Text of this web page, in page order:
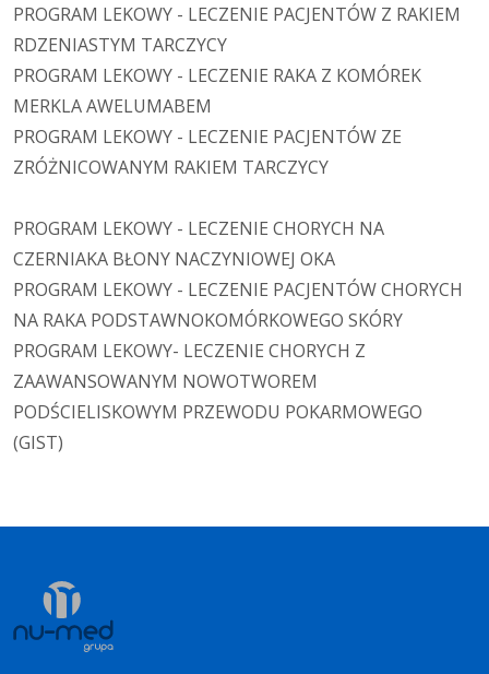
PROGRAM LEKOWY - LECZENIE PACJENTÓW Z RAKIEM
RDZENIASTYM TARCZYCY
PROGRAM LEKOWY - LECZENIE RAKA Z KOMÓREK
MERKLA AWELUMABEM
PROGRAM LEKOWY - LECZENIE PACJENTÓW ZE
ZRÓŻNICOWANYM RAKIEM TARCZYCY
PROGRAM LEKOWY - LECZENIE CHORYCH NA
CZERNIAKA BŁONY NACZYNIOWEJ OKA
PROGRAM LEKOWY - LECZENIE PACJENTÓW CHORYCH
NA RAKA PODSTAWNOKOMÓRKOWEGO SKÓRY
PROGRAM LEKOWY- LECZENIE CHORYCH Z
ZAAWANSOWANYM NOWOTWOREM
PODŚCIELISKOWYM PRZEWODU POKARMOWEGO
(GIST)